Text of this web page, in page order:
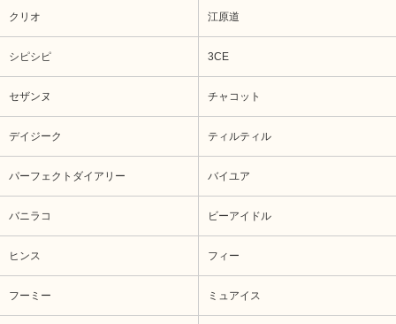
クリオ 江原道
シピシピ 3CE
セザンヌ チャコット
デイジーク ティルティル
パーフェクトダイアリー バイユア
バニラコ ビーアイドル
ヒンス フィー
フーミー ミュアイス